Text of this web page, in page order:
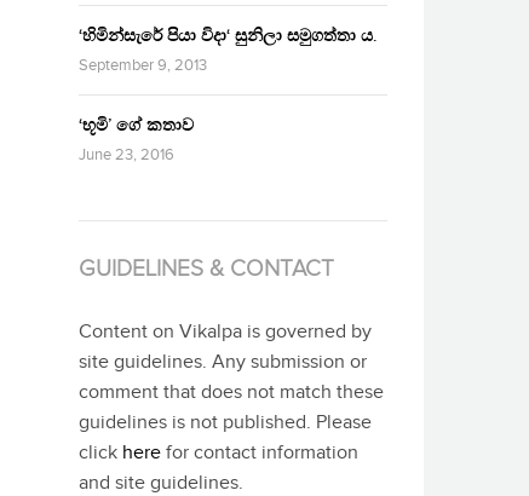
‘හිමින්සැරේ පියා විදා‘ සුනිලා සමුගත්තා ය.
September 9, 2013
‘භූමි’ ගේ කතාව
June 23, 2016
GUIDELINES & CONTACT
Content on Vikalpa is governed by
site guidelines. Any submission or
comment that does not match these
guidelines is not published. Please
click here for contact information
and site guidelines.